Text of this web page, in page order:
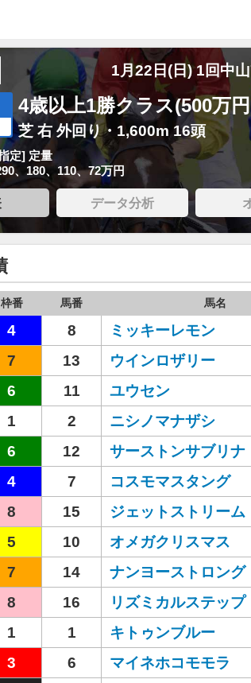
1月22日(日) 1回中山
4歳以上1勝クラス(500万
芝 右 外回り・1,600m 16頭
定] 定量
、180、110、72万円
データ分析
枠番 馬番 馬名
4 8 ミッキーレモン
7 13 ウインロザリー
6 11 ユウセン
1 2 ニシノマナザシ
6 12 サーストンサブリナ
4 7 コスモマスタング
8 15 ジェットストリーム
5 10 オメガクリスマス
7 14 ナンヨーストロング
8 16 リズミカルステップ
1 1 キトゥンブルー
3 6 マイネホコモモラ